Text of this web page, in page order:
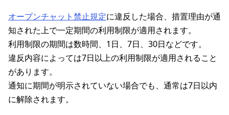
オープンチャット禁止規定に違反した場合、措置理由が通
知された上で一定期間の利用制限が適用されます。
利用制限の期間は数時間、1日、7日、30日などです。
違反内容によっては7日以上の利用制限が適用されること
があります。
通知に期間が明示されていない場合でも、通常は7日以内
に解除されます。